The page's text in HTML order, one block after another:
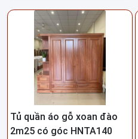
Tủ quần áo gỗ xoan đào
2m25 có góc HNTA140